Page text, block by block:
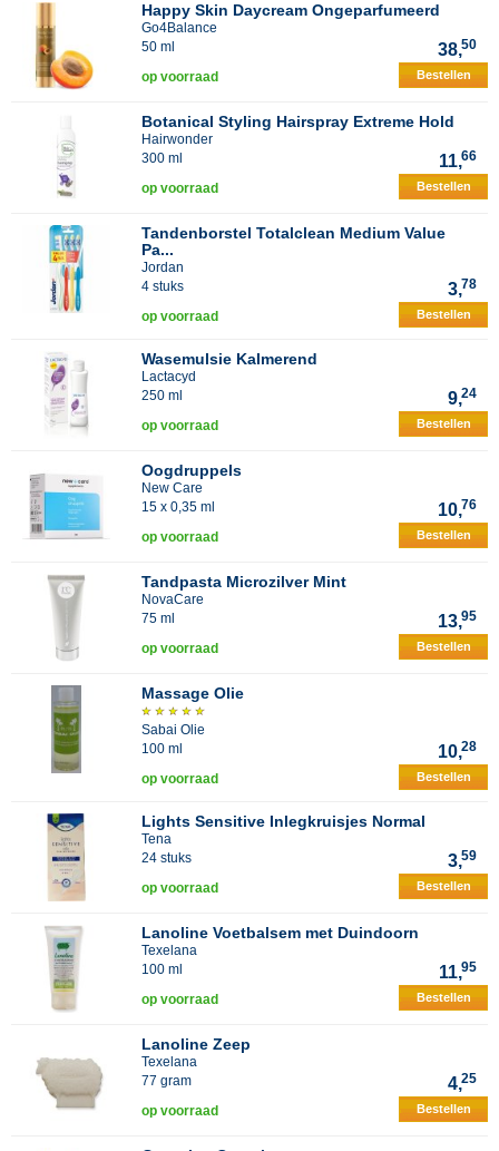
Happy Skin Daycream Ongeparfumeerd
Go4Balance
50 ml
38,50
op voorraad Bestellen
Botanical Styling Hairspray Extreme Hold
Hairwonder
300 ml
11,66
op voorraad Bestellen
Tandenborstel Totalclean Medium Value
Pa...
Jordan
4 stuks
3,78
op voorraad Bestellen
Wasemulsie Kalmerend
Lactacyd
250 ml
9,24
op voorraad Bestellen
Oogdruppels
New Care
15 x 0,35 ml
10,76
op voorraad Bestellen
Tandpasta Microzilver Mint
NovaCare
75 ml
13,95
op voorraad Bestellen
Massage Olie
Sabai Olie
100 ml
10,28
op voorraad Bestellen
Lights Sensitive Inlegkruisjes Normal
Tena
24 stuks
3,59
op voorraad Bestellen
Lanoline Voetbalsem met Duindoorn
Texelana
100 ml
11,95
op voorraad Bestellen
Lanoline Zeep
Texelana
77 gram
4,25
op voorraad Bestellen